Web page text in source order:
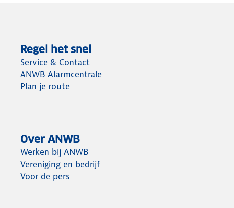
Regel het snel
Service & Contact
ANWB Alarmcentrale
Plan je route
Over ANWB
Werken bij ANWB
Vereniging en bedrijf
Voor de pers